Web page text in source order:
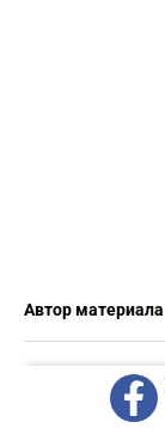
Автор материала